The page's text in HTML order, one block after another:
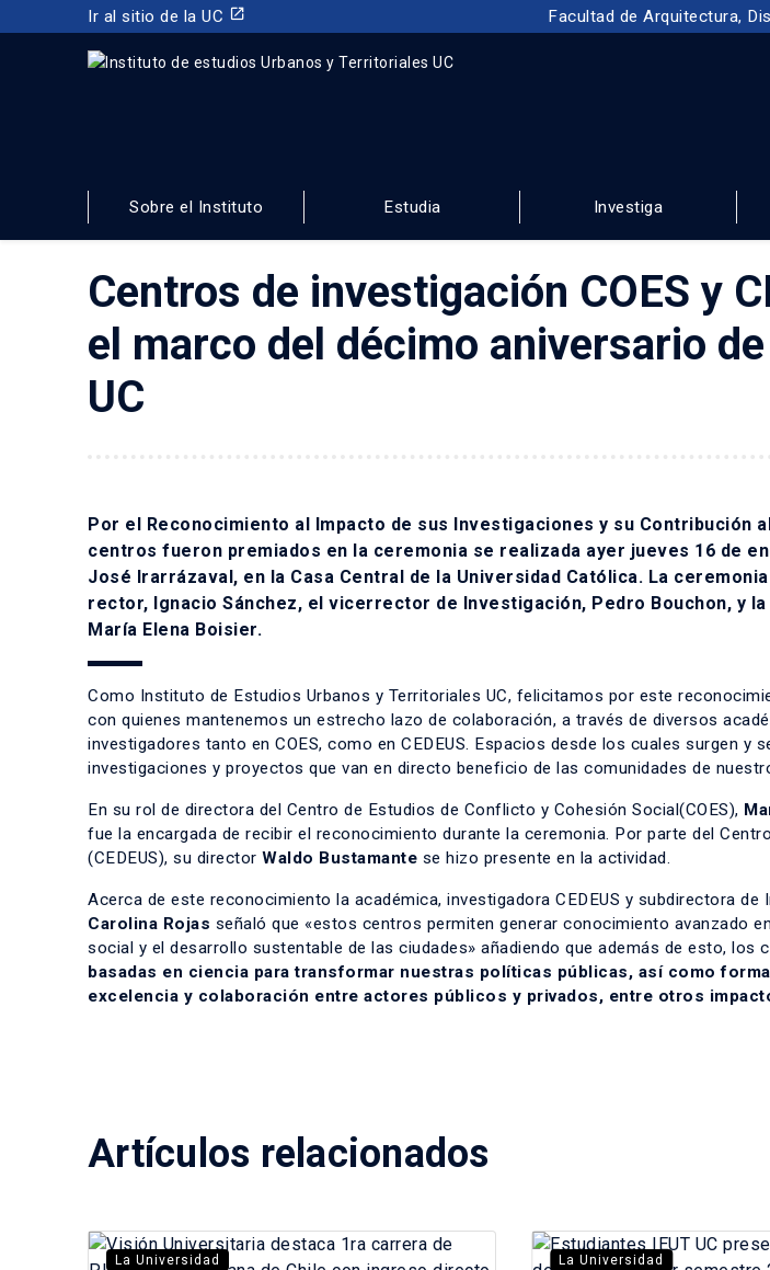
Ir al sitio de la UC launch Facultad de Arquitectura,
Y TERRITORIALES
FACULTAD DE ARQUITECTURA, DISEÑO Y ESTUDIOS URBANOS
Sobre el Instituto Estudia Investiga
Centros de investigación COES y
el marco del décimo aniversario
UC
Por el Reconocimiento al Impacto de sus Investigaciones y su Contribución
centros fueron premiados en la ceremonia se realizada ayer jueves 16 de
José Irarrázaval, en la Casa Central de la Universidad Católica. La
rector, Ignacio Sánchez, el vicerrector de Investigación, Pedro Bouchon, y
María Elena Boisier.
Como Instituto de Estudios Urbanos y Territoriales UC, felicitamos por este
con quienes mantenemos un estrecho lazo de colaboración, a través de diversos
investigadores tanto en COES, como en CEDEUS. Espacios desde los cuales surgen y
investigaciones y proyectos que van en directo beneficio de las comunidades de
En su rol de directora del Centro de Estudios de Conflicto y Cohesión Social(COES),
fue la encargada de recibir el reconocimiento durante la ceremonia. Por parte del
(CEDEUS), su director Waldo Bustamante se hizo presente en la actividad.
Acerca de este reconocimiento la académica, investigadora CEDEUS y subdirectora de
Carolina Rojas señaló que «estos centros permiten generar conocimiento avanzado
social y el desarrollo sustentable de las ciudades» añadiendo que además de esto, los
basadas en ciencia para transformar nuestras políticas públicas, así como
excelencia y colaboración entre actores públicos y privados, entre otros
Artículos relacionados
La Universidad La Universidad